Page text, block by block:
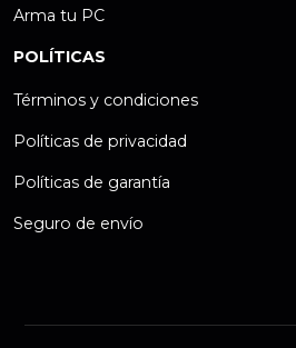
Arma tu PC
POLÍTICAS
Términos y condiciones
Políticas de privacidad
Políticas de garantía
Seguro de envío